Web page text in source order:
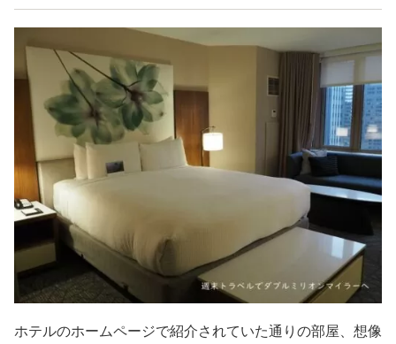
ホテルのホームページで紹介されていた通りの部屋、想像